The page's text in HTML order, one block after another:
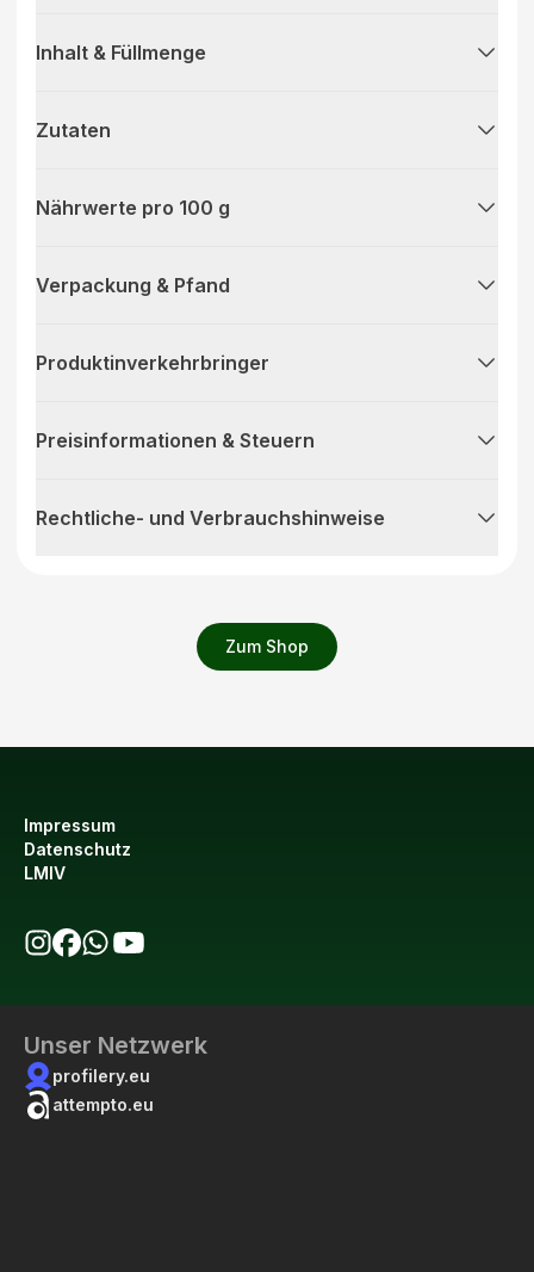
Zum Shop
Inhalt & Füllmenge
Zutaten
Nährwerte pro 100 g
Verpackung & Pfand
Produktinverkehrbringer
Preisinformationen & Steuern
Rechtliche- und Verbrauchshinweise
Impressum
Datenschutz
LMIV
Unser Netzwerk
profilery.eu
attempto.eu